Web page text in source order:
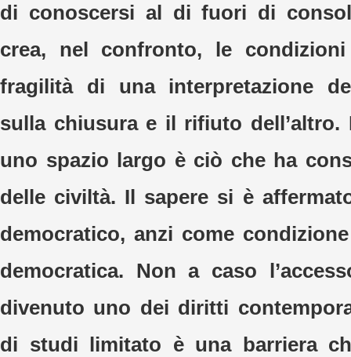
di conoscersi al di fuori di
crea, nel confronto, le
fragilità di una interpretazione
sulla chiusura e il rifiuto dell’altro.
uno spazio largo è ciò che ha
delle civiltà. Il sapere si è
democratico, anzi come
democratica. Non a caso
divenuto uno dei diritti
di studi limitato è una barriera